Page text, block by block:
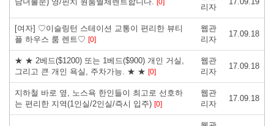
리자
[여자] ♡이슬링턴 스테이션 교통이 편리한 뷰티
플 하우스 룸 렌트♡ [0]
웹관
리자
17.09.18
★ ★ 2베드($1200) 또는 1베드($900) 개인 거실,
그리고 큰 개인 욕실, 주차가능. ★ ★ [0]
웹관
리자
17.09.18
지하철 바로 옆, 노스욕 한인들이 최고로 선호하
는 편리한 지역(1인실/2인실/즉시 입주) [0]
웹관
리자
17.09.18